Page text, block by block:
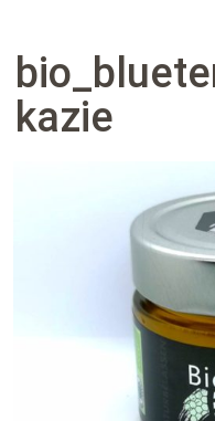
kazie